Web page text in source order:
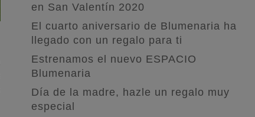
en San Valentín 2020
El cuarto aniversario de Blumenaria ha
llegado con un regalo para ti
Estrenamos el nuevo ESPACIO
Blumenaria
Día de la madre, hazle un regalo muy
especial